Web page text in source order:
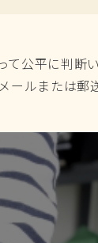
断いた
お知